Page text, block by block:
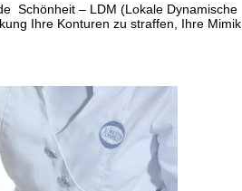
Schönheit – LDM (Lokale Dynamische
Ihre Konturen zu straffen, Ihre Mimik